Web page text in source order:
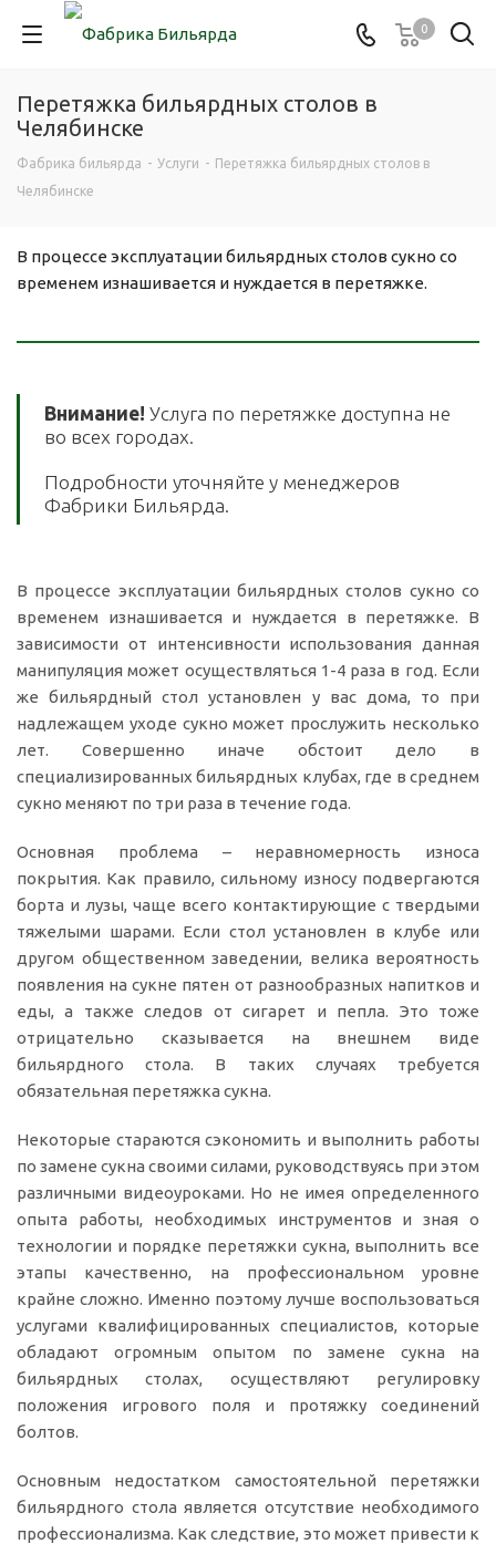
0
Перетяжка бильярдных столов в
Челябинске
Фабрика бильярда - Услуги - Перетяжка бильярдных столов в
Челябинске
В процессе эксплуатации бильярдных столов сукно со
временем изнашивается и нуждается в перетяжке.
Внимание! Услуга по перетяжке доступна не
во всех городах.
Подробности уточняйте у менеджеров
Фабрики Бильярда.
В процессе эксплуатации бильярдных столов сукно со
временем изнашивается и нуждается в перетяжке. В
зависимости от интенсивности использования данная
манипуляция может осуществляться 1-4 раза в год. Если
же бильярдный стол установлен у вас дома, то при
надлежащем уходе сукно может прослужить несколько
лет. Совершенно иначе обстоит дело в
специализированных бильярдных клубах, где в среднем
сукно меняют по три раза в течение года.
Основная проблема – неравномерность износа
покрытия. Как правило, сильному износу подвергаются
борта и лузы, чаще всего контактирующие с твердыми
тяжелыми шарами. Если стол установлен в клубе или
другом общественном заведении, велика вероятность
появления на сукне пятен от разнообразных напитков и
еды, а также следов от сигарет и пепла. Это тоже
отрицательно сказывается на внешнем виде
бильярдного стола. В таких случаях требуется
обязательная перетяжка сукна.
Некоторые стараются сэкономить и выполнить работы
по замене сукна своими силами, руководствуясь при этом
различными видеоуроками. Но не имея определенного
опыта работы, необходимых инструментов и зная о
технологии и порядке перетяжки сукна, выполнить все
этапы качественно, на профессиональном уровне
крайне сложно. Именно поэтому лучше воспользоваться
услугами квалифицированных специалистов, которые
обладают огромным опытом по замене сукна на
бильярдных столах, осуществляют регулировку
положения игрового поля и протяжку соединений
болтов.
Основным недостатком самостоятельной перетяжки
бильярдного стола является отсутствие необходимого
профессионализма. Как следствие, это может привести к